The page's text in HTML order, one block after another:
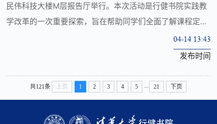
民伟科技大楼M层报告厅举行。本次活动是行健书院实践教
学改革的一次重要探索，旨在帮助同学们全面了解课程定位
与项目安排，搭建师生双向交流平台，为后续组队选题和项
04-14 13:43
发布时间
共121条 上页 1 2 3 4 5 ... 21 下页